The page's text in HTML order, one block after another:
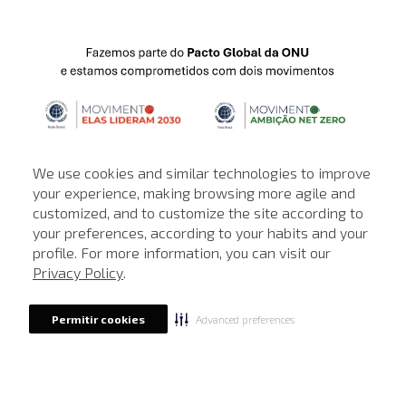
We use cookies and similar technologies to improve
your experience, making browsing more agile and
customized, and to customize the site according to
your preferences, according to your habits and your
profile. For more information, you can visit our
Privacy Policy.
Permitir cookies Advanced preferences
© © Copyright 2000-2026 - Todos os direitos reservados. A Loja de
John John reserva-se no direito de corrigir ou alterar informações
Em caso de dúvidas:0800 990 5500.
Horário de Atendimentodas 8h às 20h de segunda a sábado, exceto